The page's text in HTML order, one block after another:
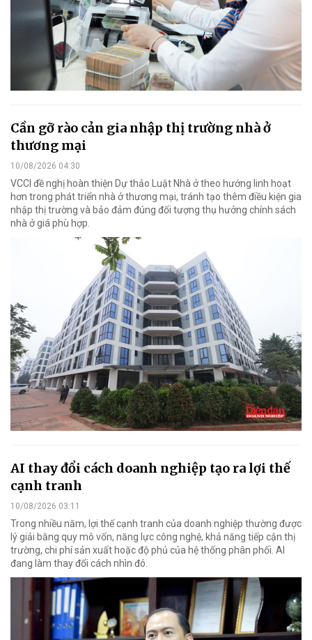
Cần gỡ rào cản gia nhập thị trường nhà ở
thương mại
10/08/2026 04:30
VCCI đề nghị hoàn thiện Dự thảo Luật Nhà ở theo hướng linh hoạt
hơn trong phát triển nhà ở thương mại, tránh tạo thêm điều kiện gia
nhập thị trường và bảo đảm đúng đối tượng thụ hưởng chính sách
nhà ở giá phù hợp.
AI thay đổi cách doanh nghiệp tạo ra lợi thế
cạnh tranh
10/08/2026 03:11
Trong nhiều năm, lợi thế cạnh tranh của doanh nghiệp thường được
lý giải bằng quy mô vốn, năng lực công nghệ, khả năng tiếp cận thị
trường, chi phí sản xuất hoặc độ phủ của hệ thống phân phối. AI
đang làm thay đổi cách nhìn đó.